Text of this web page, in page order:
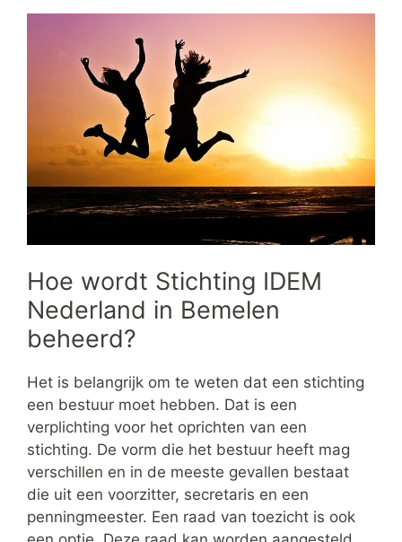
Hoe wordt Stichting IDEM
Nederland in Bemelen
beheerd?
Het is belangrijk om te weten dat een stichting
een bestuur moet hebben. Dat is een
verplichting voor het oprichten van een
stichting. De vorm die het bestuur heeft mag
verschillen en in de meeste gevallen bestaat
die uit een voorzitter, secretaris en een
penningmeester. Een raad van toezicht is ook